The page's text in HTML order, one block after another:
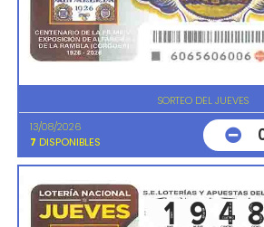
SORTEO DEL JUEVES
13/08/2026
7 DISPONIBLES